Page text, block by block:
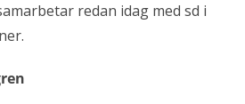
redan idag med sd i